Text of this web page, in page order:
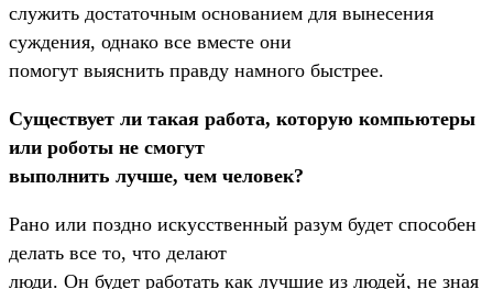
служить достаточным основанием для вынесения
суждения, однако все вместе они
помогут выяснить правду намного быстрее.
Существует ли такая работа, которую компьютеры
или роботы не смогут
выполнить лучше, чем человек?
Рано или поздно искусственный разум будет способен
делать все то, что делают
люди. Он будет работать как лучшие из людей, не зная